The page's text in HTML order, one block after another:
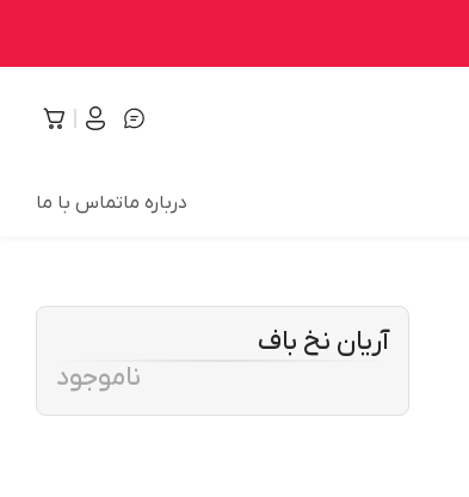
درباره ماتماس با ما
آریان نخ باف
ناموجود